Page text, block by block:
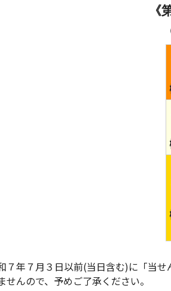
７年７月３日以前(当日含む)に「当せ
せんので、予めご了承ください。